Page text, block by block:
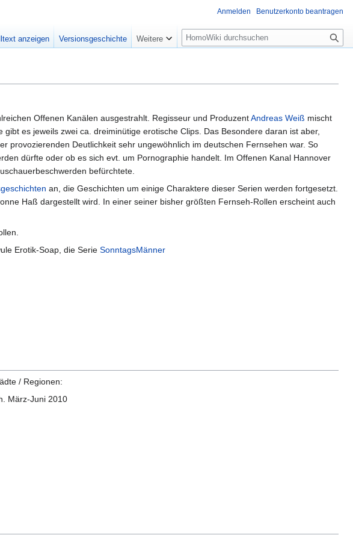
Offenen Kanälen ausgestrahlt. Regisseur und ProduzentAndreas Weiß mischt
es jeweils zwei ca. dreiminütige erotische Clips. Das Besondere daran ist aber,
provozierenden Deutlichkeit sehr ungewöhnlich im deutschen Fernsehen war. So
dürfte oder ob es sich evt. um Pornographie handelt. Im Offenen Kanal Hannover
befürchtete.
an, die Geschichten um einige Charaktere dieser Serien werden fortgesetzt.
Haß dargestellt wird. In einer seiner bisher größten Fernseh-Rollen erscheint auch
Erotik-Soap, die Serie SonntagsMänner
/ Regionen:
März-Juni 2010
Anmelden Benutzerkonto beantragen
anzeigen Versionsgeschichte Weitere
Suche